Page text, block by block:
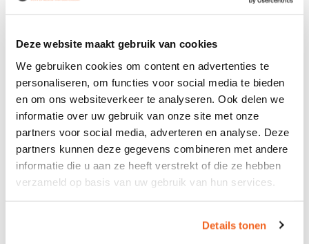
Deze website maakt gebruik van cookies
We gebruiken cookies om content en advertenties te
personaliseren, om functies voor social media te bieden
en om ons websiteverkeer te analyseren. Ook delen we
informatie over uw gebruik van onze site met onze
partners voor social media, adverteren en analyse. Deze
partners kunnen deze gegevens combineren met andere
informatie die u aan ze heeft verstrekt of die ze hebben
verzameld op basis van uw gebruik van hun services.
Details tonen
Leveringin België
Voor zowelParticulieralsZakelijk
ProfessioneleBezorg- en Montageservice
Omschrijving